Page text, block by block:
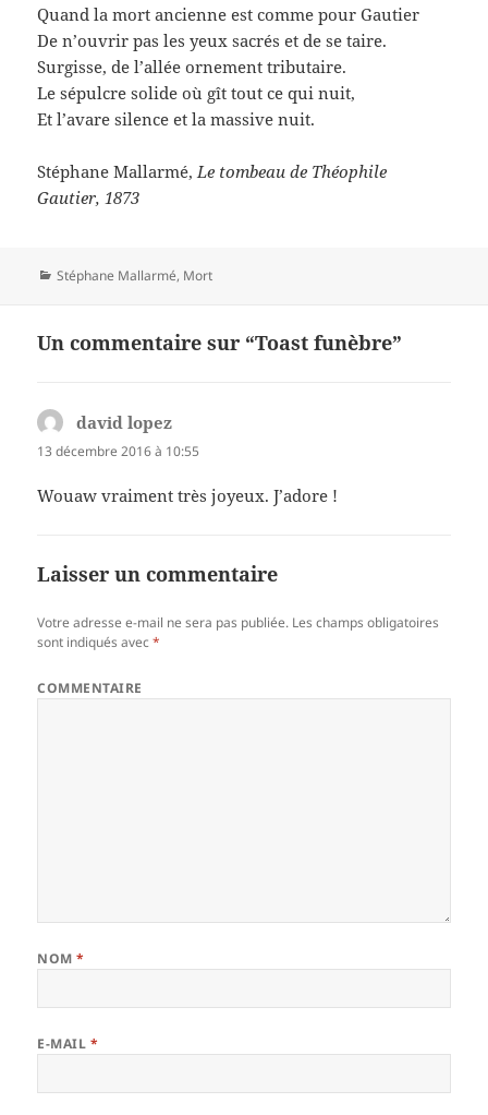
Quand la mort ancienne est comme pour Gautier
De n’ouvrir pas les yeux sacrés et de se taire.
Surgisse, de l’allée ornement tributaire.
Le sépulcre solide où gît tout ce qui nuit,
Et l’avare silence et la massive nuit.
Stéphane Mallarmé, Le tombeau de Théophile
Gautier, 1873
Catégories
Stéphane Mallarmé, Mort
Un commentaire sur “Toast funèbre”
david lopez
13 décembre 2016 à 10:55
Wouaw vraiment très joyeux. J’adore !
Laisser un commentaire
Votre adresse e-mail ne sera pas publiée. Les champs obligatoires
sont indiqués avec*
COMMENTAIRE
NOM*
E-MAIL *